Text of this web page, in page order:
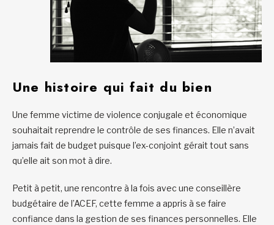
Une histoire qui fait du bien
Une femme victime de violence conjugale et économique
souhaitait reprendre le contrôle de ses finances. Elle n’avait
jamais fait de budget puisque l’ex-conjoint gérait tout sans
qu’elle ait son mot à dire.
Petit à petit, une rencontre à la fois avec une conseillère
budgétaire de l’ACEF, cette femme a appris à se faire
confiance dans la gestion de ses finances personnelles. Elle